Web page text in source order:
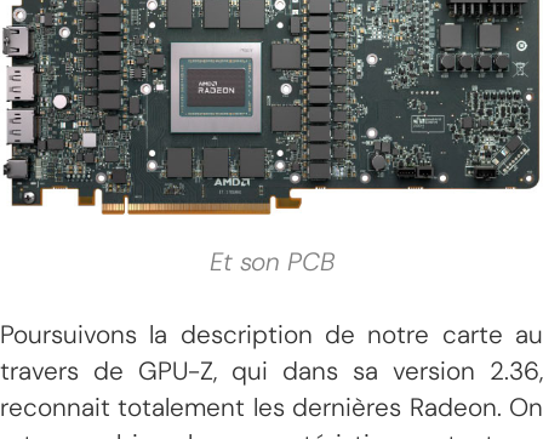
Et son PCB
Poursuivons la description de notre carte au
travers de GPU-Z, qui dans sa version 2.36,
reconnait totalement les dernières Radeon. On